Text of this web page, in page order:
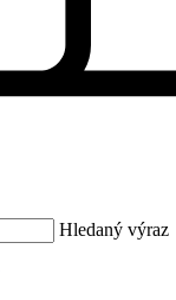
Hledaný výraz